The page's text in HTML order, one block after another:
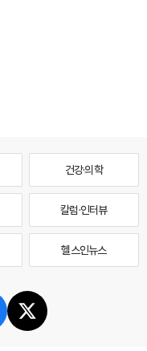
건강·의학
칼럼·인터뷰
헬스인뉴스